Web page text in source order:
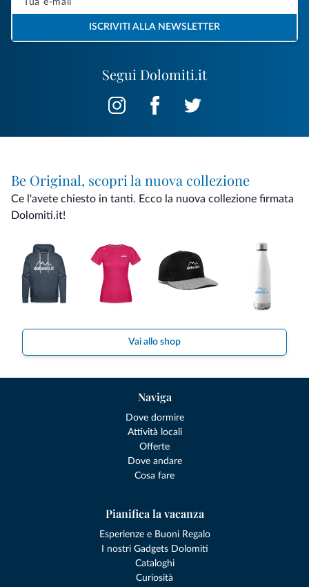
Segui Dolomiti.it
ISCRIVITI ALLA NEWSLETTER
Be Original, scopri la nuova collezione
Ce l'avete chiesto in tanti. Ecco la nuova collezione firmata
Dolomiti.it!
Vai allo shop
Naviga
Dove dormire
Attività locali
Offerte
Dove andare
Cosa fare
Pianifica la vacanza
Esperienze e Buoni Regalo
I nostri Gadgets Dolomiti
Cataloghi
Curiosità